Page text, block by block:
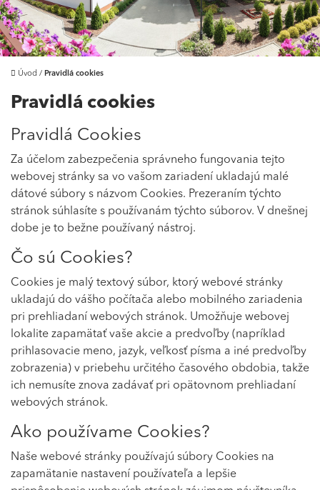
Úvod / Pravidlá cookies
Pravidlá cookies
Pravidlá Cookies
Za účelom zabezpečenia správneho fungovania tejto
webovej stránky sa vo vašom zariadení ukladajú malé
dátové súbory s názvom Cookies. Prezeraním týchto
stránok súhlasíte s používanám týchto súborov. V dnešnej
dobe je to bežne používaný nástroj.
Čo sú Cookies?
Cookies je malý textový súbor, ktorý webové stránky
ukladajú do vášho počítača alebo mobilného zariadenia
pri prehliadaní webových stránok. Umožňuje webovej
lokalite zapamätať vaše akcie a predvoľby (napríklad
prihlasovacie meno, jazyk, veľkosť písma a iné predvoľby
zobrazenia) v priebehu určitého časového obdobia, takže
ich nemusíte znova zadávať pri opätovnom prehliadaní
webových stránok.
Ako používame Cookies?
Naše webové stránky používajú súbory Cookies na
zapamätanie nastavení používateľa a lepšie